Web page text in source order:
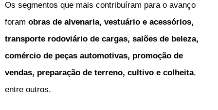
Os segmentos que mais contribuíram para o avanço
foram obras de alvenaria, vestuário e acessórios,
transporte rodoviário de cargas, salões de beleza,
comércio de peças automotivas, promoção de
vendas, preparação de terreno, cultivo e colheita,
entre outros.